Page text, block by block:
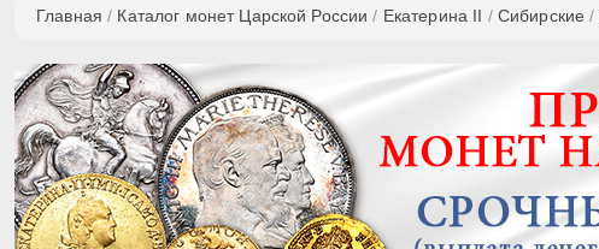
Главная / Каталог монет Царской России / Екатерина II / Сибирские /